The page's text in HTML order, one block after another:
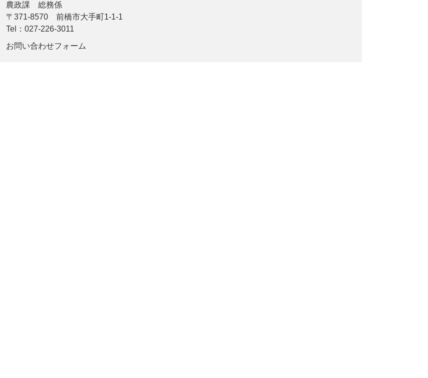
農政課
総務係
〒371-8570
前橋市大手町1-1-1
Tel：027-226-3011
お問い合わせフォーム